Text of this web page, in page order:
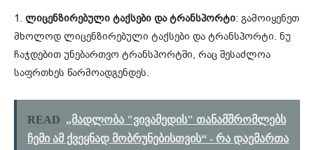
1. ლიცენზირებული ტაქსები და ტრანსპორტი: გამოიყენეთ
მხოლოდ ლიცენზირებული ტაქსები და ტრანსპორტი. ნუ
ჩაჯდებით უნებართვო ტრანსპორტში, რაც შესაძლოა
საფრთხეს წარმოადგენდეს.
READ „მად­ლო­ბა "ვი­ვა­მე­დის" თა­ნამ­შრომ­ლებს
ჩემი ამ ქვეყ­ნად მობ­რუ­ნე­ბის­თვის“ - რა დაემართა